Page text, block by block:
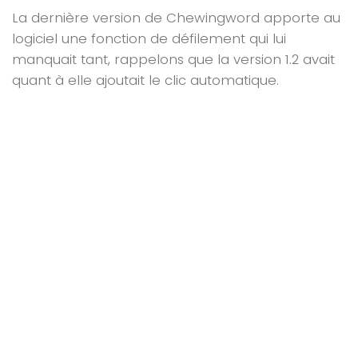
La dernière version de Chewingword apporte au
logiciel une fonction de défilement qui lui
manquait tant, rappelons que la version 1.2 avait
quant à elle ajoutait le clic automatique.